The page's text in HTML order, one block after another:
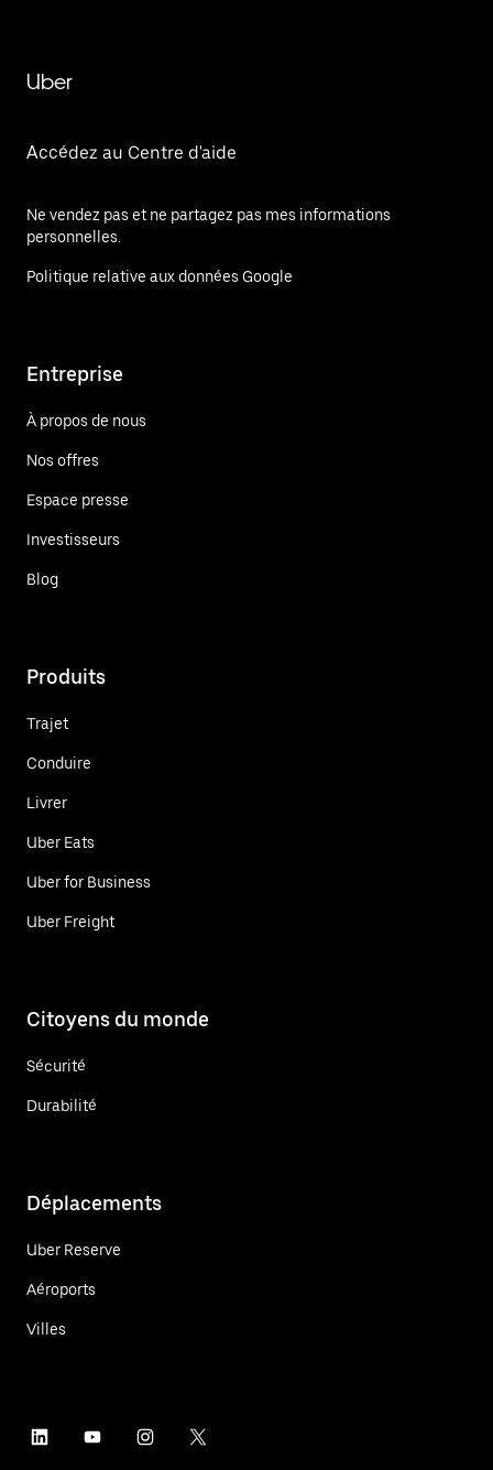
Uber
Accédez au Centre d'aide
Ne vendez pas et ne partagez pas mes informations
personnelles.
Politique relative aux données Google
Entreprise
À propos de nous
Nos offres
Espace presse
Investisseurs
Blog
Produits
Trajet
Conduire
Livrer
Uber Eats
Uber for Business
Uber Freight
Citoyens du monde
Sécurité
Durabilité
Déplacements
Uber Reserve
Aéroports
Villes